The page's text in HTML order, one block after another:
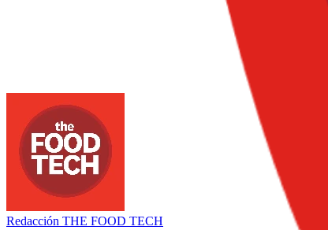
Redacción THE FOOD TECH